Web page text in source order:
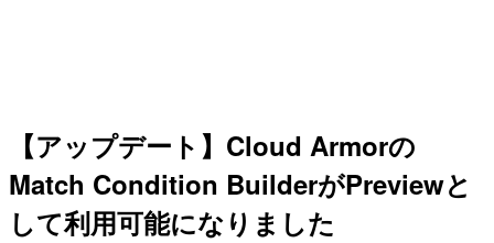
【アップデート】Cloud Armorの
Match Condition BuilderがPreviewと
して利用可能になりました